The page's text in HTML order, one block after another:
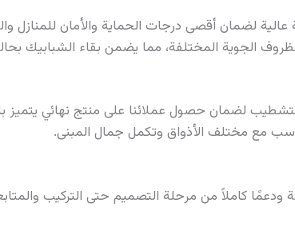
لضمان أقصى درجات الحماية والأمان للمنازل
الجوية المختلفة، مما يضمن بقاء الشبابيك
لضمان حصول عملائنا على منتج نهائي يتميز
مع مختلف الأذواق وتكمل جمال المبنى.
كاملاً من مرحلة التصميم حتى التركيب